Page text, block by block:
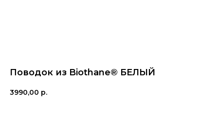
Поводок из Biothane® БЕЛЫЙ
3990,00 р.